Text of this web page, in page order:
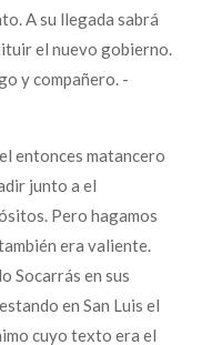
A su llegada sabrá
el nuevo gobierno.
y compañero. -
entonces matancero
junto a el
Pero hagamos
era valiente.
Socarrás en sus
en San Luis el
cuyo texto era el